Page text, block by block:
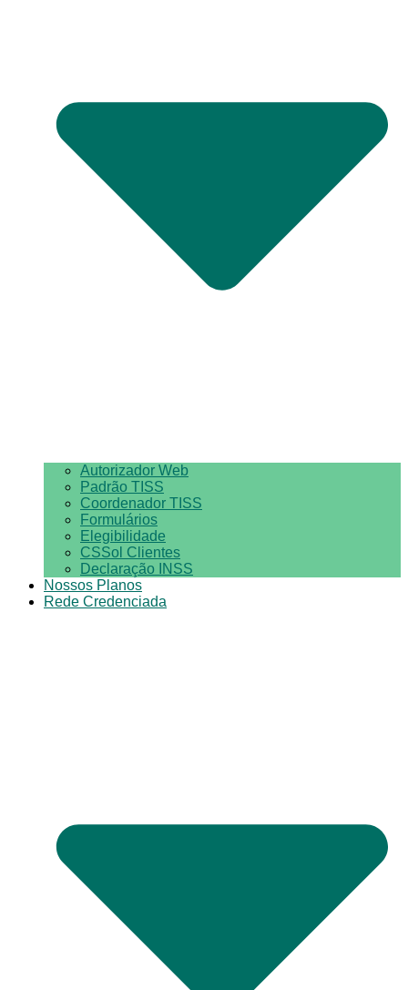
Autorizador Web
Padrão TISS
Coordenador TISS
Formulários
Elegibilidade
CSSol Clientes
Declaração INSS
Nossos Planos
Rede Credenciada